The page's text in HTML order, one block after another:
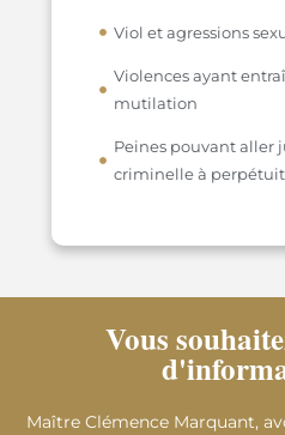
Viol et agressions
Violences ayant
mutilation
Peines pouvant aller
criminelle à
Vous
Maître Clémence Marquant,